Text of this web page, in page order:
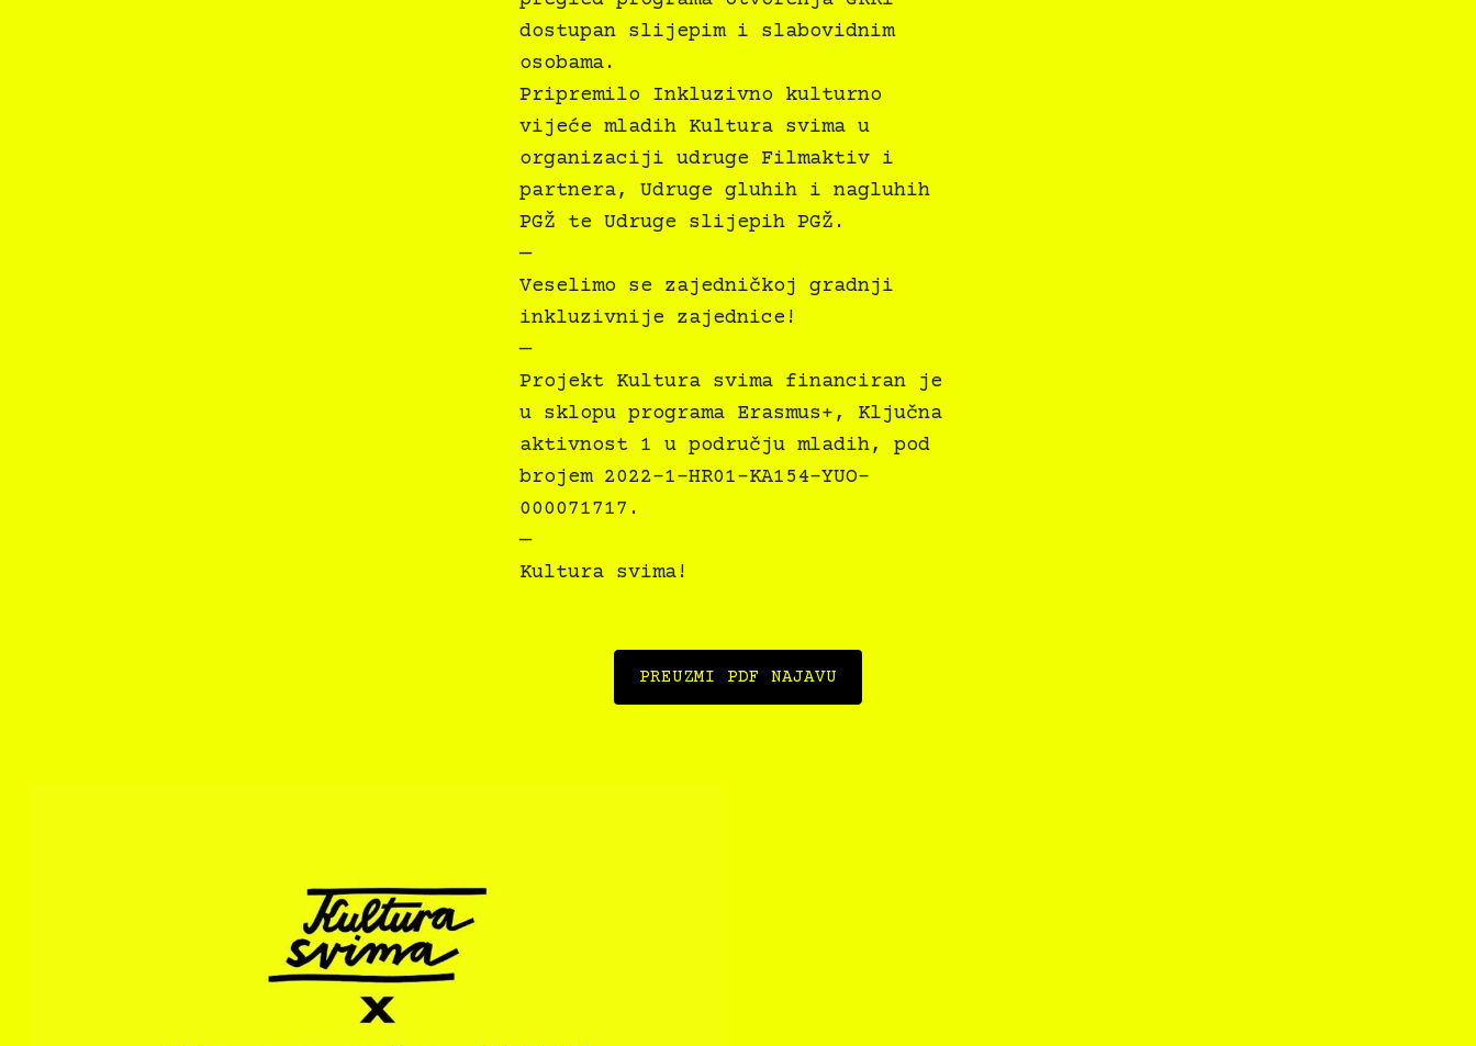
dostupan slijepim i slabovidnim
osobama.
Pripremilo Inkluzivno kulturno
vijeće mladih Kultura svima u
organizaciji udruge Filmaktiv i
partnera, Udruge gluhih i nagluhih
PGŽ te Udruge slijepih PGŽ.
—
Veselimo se zajedničkoj gradnji
inkluzivnije zajednice!
—
Projekt Kultura svima financiran je
u sklopu programa Erasmus+, Ključna
aktivnost 1 u području mladih, pod
brojem 2022-1-HR01-KA154-YUO-
000071717.
—
Kultura svima!
PREUZMI PDF NAJAVU